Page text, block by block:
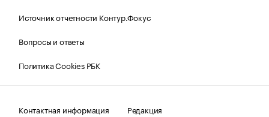
Источник отчетности Контур.Фокус
Вопросы и ответы
Политика Cookies РБК
Контактная информация Редакция